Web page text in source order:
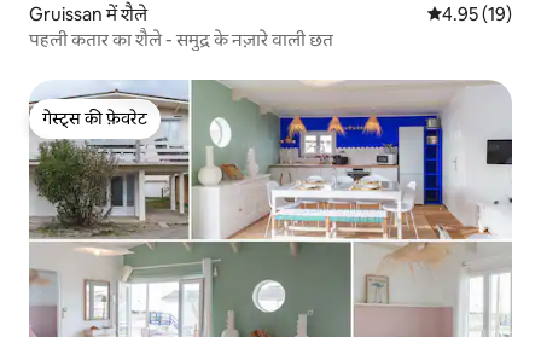
Gruissan में शैले औसत रेटिंग 5 में
4.95 (19)
पहली कतार का शैले - समुद्र के नज़ारे वाली छत
गेस्ट्स की फ़ेवरेट
गेस्ट्स की फ़ेवरेट